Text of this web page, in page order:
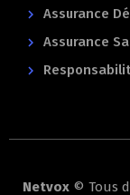
Assurance
Assurance
Netvox © Tous